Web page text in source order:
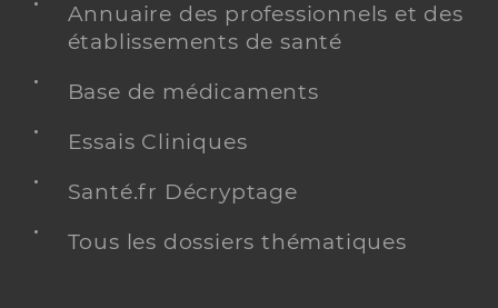
Annuaire des professionnels et des
établissements de santé
Base de médicaments
Essais Cliniques
Santé.fr Décryptage
Tous les dossiers thématiques